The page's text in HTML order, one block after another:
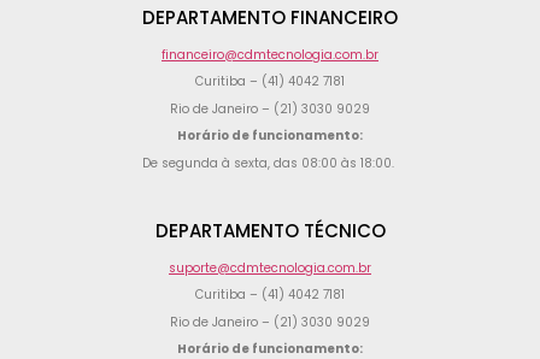
DEPARTAMENTO FINANCEIRO
financeiro@cdmtecnologia.com.br
Curitiba – (41) 4042 7181
Rio de Janeiro – (21) 3030 9029
Horário de funcionamento:
De segunda à sexta, das 08:00 às 18:00.
DEPARTAMENTO TÉCNICO
suporte@cdmtecnologia.com.br
Curitiba – (41) 4042 7181
Rio de Janeiro – (21) 3030 9029
Horário de funcionamento: